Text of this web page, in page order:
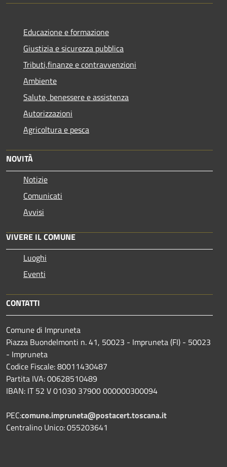
Educazione e formazione
Giustizia e sicurezza pubblica
Tributi,finanze e contravvenzioni
Ambiente
Salute, benessere e assistenza
Autorizzazioni
Agricoltura e pesca
NOVITÀ
Notizie
Comunicati
Avvisi
VIVERE IL COMUNE
Luoghi
Eventi
CONTATTI
Comune di Impruneta
Piazza Buondelmonti n. 41, 50023 - Impruneta (FI) - 50023
- Impruneta
Codice Fiscale: 80011430487
Partita IVA: 00628510489
IBAN: IT 52 V 01030 37900 000000300094
PEC:comune.impruneta@postacert.toscana.it
Centralino Unico: 055203641